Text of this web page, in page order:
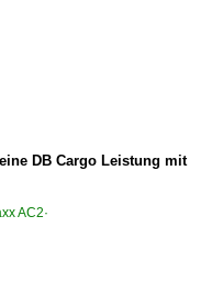
DB Cargo Leistung mit
AC2·